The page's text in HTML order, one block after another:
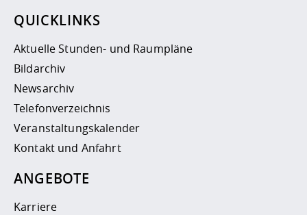
QUICKLINKS
Aktuelle Stunden- und Raumpläne
Bildarchiv
Newsarchiv
Telefonverzeichnis
Veranstaltungskalender
Kontakt und Anfahrt
ANGEBOTE
Karriere